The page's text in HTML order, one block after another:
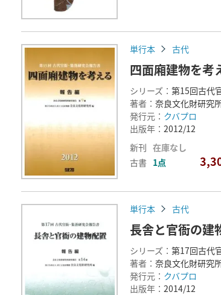
単行本 古代
四面廂建物を
シリーズ： 第15回古代
著者： 奈良文化財研
発行元： クバプロ
出版年： 2012/12
新刊 在庫なし
古書 1点
単行本 古代
長舎と官衙の
シリーズ： 第17回古代
著者： 奈良文化財研究
発行元： クバプロ
出版年： 2014/12